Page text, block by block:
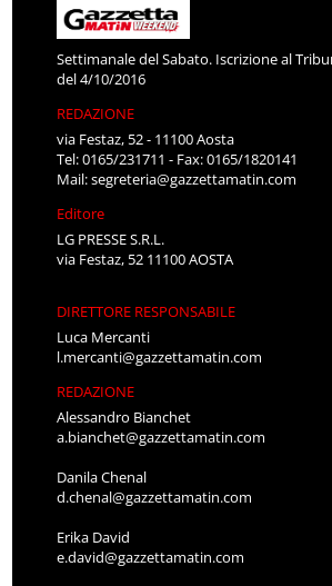
Settimanale del Sabato. Iscrizione al
del 4/10/2016
REDAZIONE
via Festaz, 52 - 11100 Aosta
Tel: 0165/231711 - Fax: 0165/1820141
Mail:segreteria@gazzettamatin.com
Editore
LG PRESSE S.R.L.
via Festaz, 52 11100 AOSTA
DIRETTORE RESPONSABILE
Luca Mercanti
l.mercanti@gazzettamatin.com
REDAZIONE
Alessandro Bianchet
a.bianchet@gazzettamatin.com
Danila Chenal
d.chenal@gazzettamatin.com
Erika David
e.david@gazzettamatin.com